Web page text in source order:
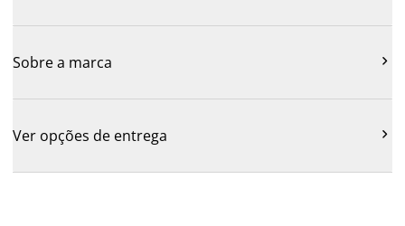
Sobre a marca 
Ver opções de entrega 